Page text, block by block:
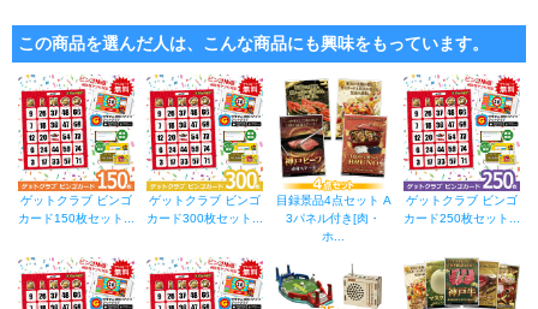
せて頂きました。とにかく届くのが早くてビックリでした！
｜ 2024年01月17日 購入者
今回はビンゴカードのみの数百円程度の買い物でしたが、質問対するお返事・
梱包など価格に関係なく丁寧な対応をして頂きました。商品の方もサイトなど
を利用し楽しめ満足するものでした。
｜ 2023年10月11日 シルバー会
ビンゴゲーム 一喜一憂し大逆転で盛り上がりました。
この商品を選んだ人は、こんな商品にも興味をもっています。
ゲットクラブ ビンゴ
カード150枚セット...
ゲットクラブ ビンゴ
カード300枚セット...
目録景品4点セット A
3パネル付き[肉・
ホ...
ゲットクラブ ビンゴ
カード250枚セット...